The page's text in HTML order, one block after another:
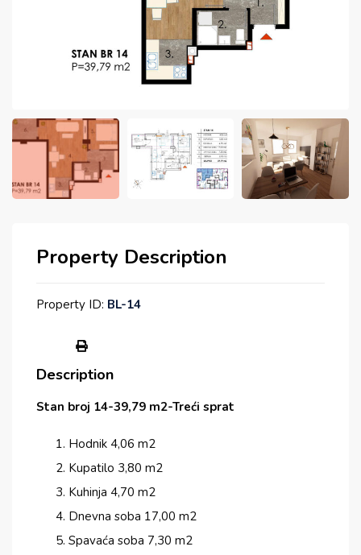
Property Description
Property ID: BL-14
Description
Stan broj 14-39,79 m2-Treći sprat
Hodnik 4,06 m2
Kupatilo 3,80 m2
Kuhinja 4,70 m2
Dnevna soba 17,00 m2
Spavaća soba 7,30 m2